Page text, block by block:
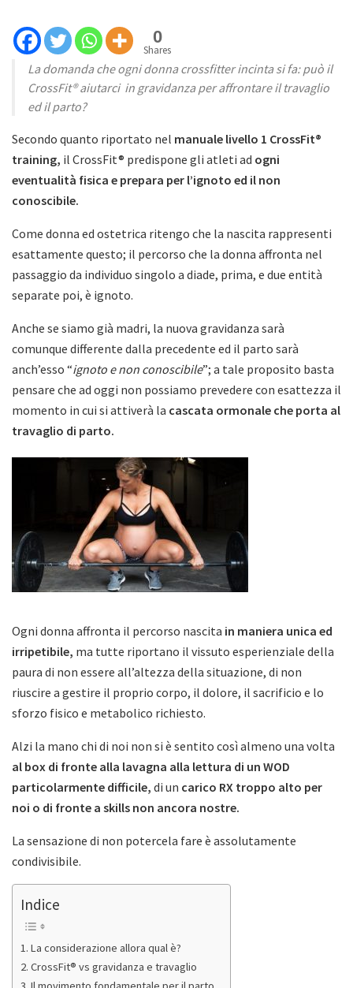
0
Shares
La domanda che ogni donna crossfitter incinta si fa: può il
CrossFit® aiutarci in gravidanza per affrontare il travaglio
ed il parto?
Secondo quanto riportato nel manuale livello 1 CrossFit®
training, il CrossFit® predispone gli atleti ad ogni
eventualità fisica e prepara per l’ignoto ed il non
conoscibile.
Come donna ed ostetrica ritengo che la nascita rappresenti
esattamente questo; il percorso che la donna affronta nel
passaggio da individuo singolo a diade, prima, e due entità
separate poi, è ignoto.
Anche se siamo già madri, la nuova gravidanza sarà
comunque differente dalla precedente ed il parto sarà
anch’esso “ignoto e non conoscibile”; a tale proposito basta
pensare che ad oggi non possiamo prevedere con esattezza il
momento in cui si attiverà la cascata ormonale che porta al
travaglio di parto.
Ogni donna affronta il percorso nascita in maniera unica ed
irripetibile, ma tutte riportano il vissuto esperienziale della
paura di non essere all’altezza della situazione, di non
riuscire a gestire il proprio corpo, il dolore, il sacrificio e lo
sforzo fisico e metabolico richiesto.
Alzi la mano chi di noi non si è sentito così almeno una volta
al box di fronte alla lavagna alla lettura di un WOD
particolarmente difficile, di un carico RX troppo alto per
noi o di fronte a skills non ancora nostre.
La sensazione di non potercela fare è assolutamente
condivisibile.
Indice
La considerazione allora qual è?
CrossFit® vs gravidanza e travaglio